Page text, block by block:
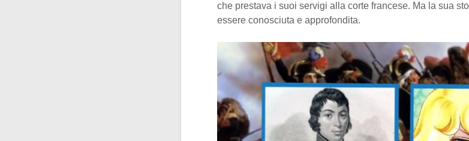
che prestava i suoi servigi alla corte francese. Ma la sua
essere conosciuta e approfondita.